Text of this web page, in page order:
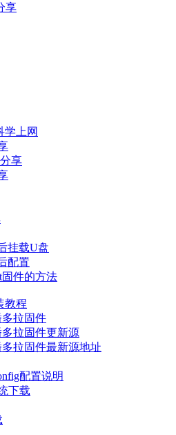
享
学上网
享
挂载U盘
配置
固件的方法
教程
多拉固件
多拉固件更新源
多拉固件最新源地址
配置说明
下载